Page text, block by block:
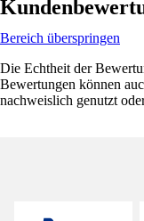
Bereich überspringen
Die Echtheit der
Bewertungen können
nachweislich genutzt